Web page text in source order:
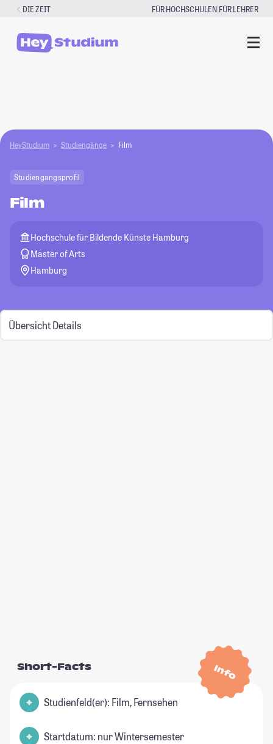
Zum
springen
DIE ZEIT FÜR HOCHSCHULEN|FÜR LEHRER
HeyStudium Studiengänge Film
Studiengangsprofil
Film
Hochschule für Bildende Künste Hamburg
Master of Arts
Hamburg
Übersicht Details
Info
Short-Facts
Studienfeld(er): Film, Fernsehen
Startdatum: nur Wintersemester